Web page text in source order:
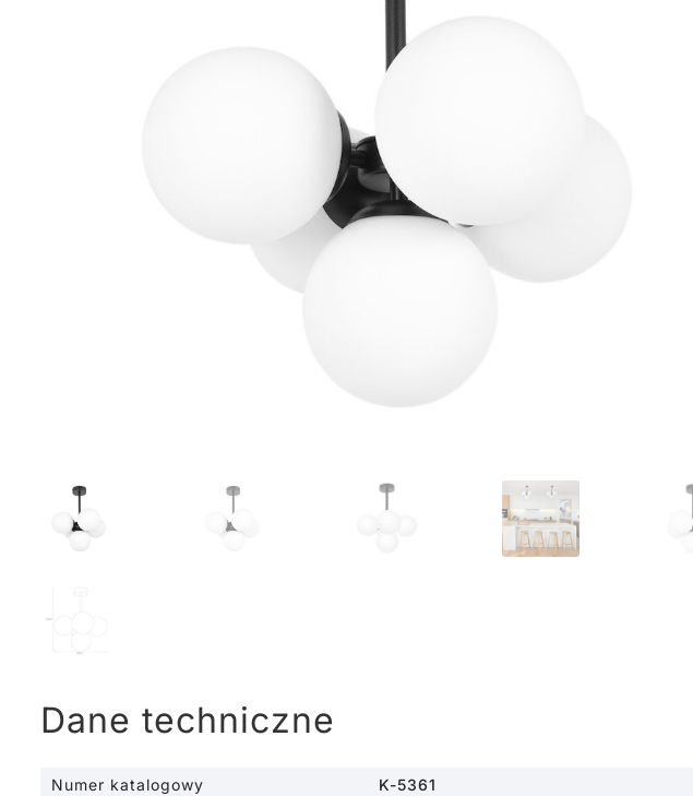
Dane techniczne
Numer katalogowy K-5361